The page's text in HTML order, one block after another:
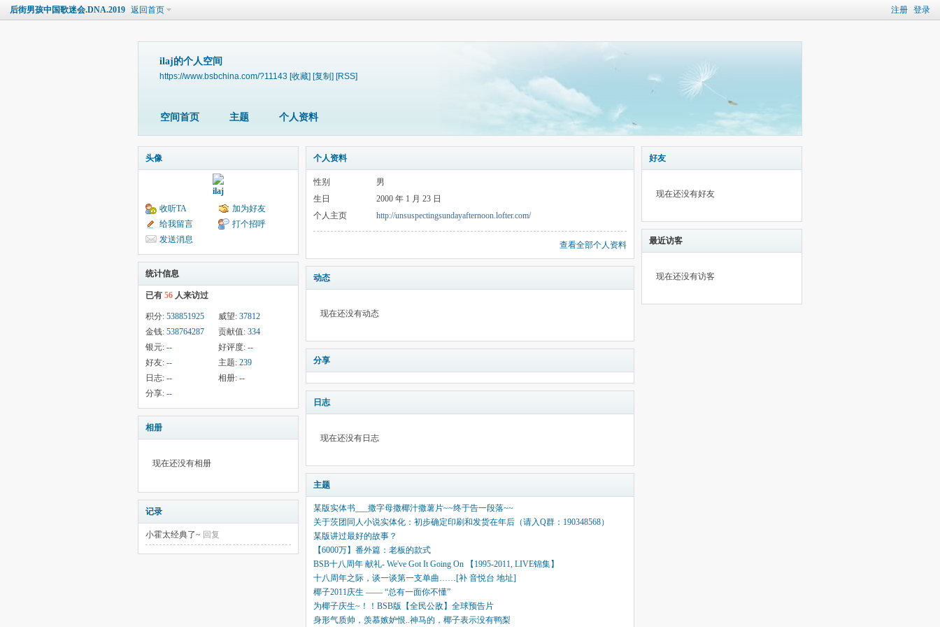
注册 登录
后街男孩中国歌迷会.DNA.2019 返回首页
ilaj的个人空间
https://www.bsbchina.com/?11143 [收藏] [复制] [RSS]
空间首页 主题 个人资料
头像
ilaj
收听TA
加为好友
给我留言
打个招呼
发送消息
统计信息
已有 56 人来访过
积分: 538851925 威望: 37812
金钱: 538764287 贡献值: 334
银元: -- 好评度: --
好友: -- 主题: 239
日志: -- 相册: --
分享: --
相册
现在还没有相册
记录
小霍太经典了~ 回复
个人资料
性别
男
生日
2000 年 1 月 23 日
个人主页
http://unsuspectingsundayafternoon.lofter.com/
查看全部个人资料
动态
现在还没有动态
分享
日志
现在还没有日志
主题
某版实体书___撒字母撒椰汁撒薯片~~终于告一段落~~
关于茨团同人小说实体化：初步确定印刷和发货在年后（请入Q群：190348568）
某版讲过最好的故事？
【6000万】番外篇：老板的款式
BSB十八周年 献礼- We've Got It Going On 【1995-2011, LIVE锦集】
十八周年之际，谈一谈第一支单曲……[补 音悦台 地址]
椰子2011庆生 —— “总有一面你不懂”
为椰子庆生~！！BSB版【全民公敌】全球预告片
身形气质帅，羡慕嫉妒恨..神马的，椰子表示没有鸭梨
好友
现在还没有好友
最近访客
现在还没有访客